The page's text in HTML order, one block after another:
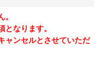
なります。
ャンセルとさせていただ